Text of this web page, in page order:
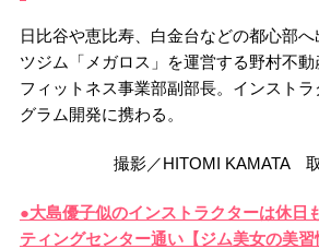
日比谷や恵比寿、白金台などの都心部
ツジム「メガロス」を運営する野村不
フィットネス事業部副部長。インスト
グラム開発に携わる。
撮影／HITOMI KAMATA
●大島優子似のインストラクターは休日
ティングセンター通い【ジム美女の美習